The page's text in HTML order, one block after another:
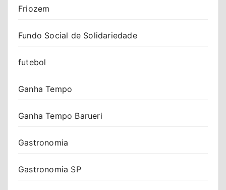
Friozem
Fundo Social de Solidariedade
futebol
Ganha Tempo
Ganha Tempo Barueri
Gastronomia
Gastronomia SP